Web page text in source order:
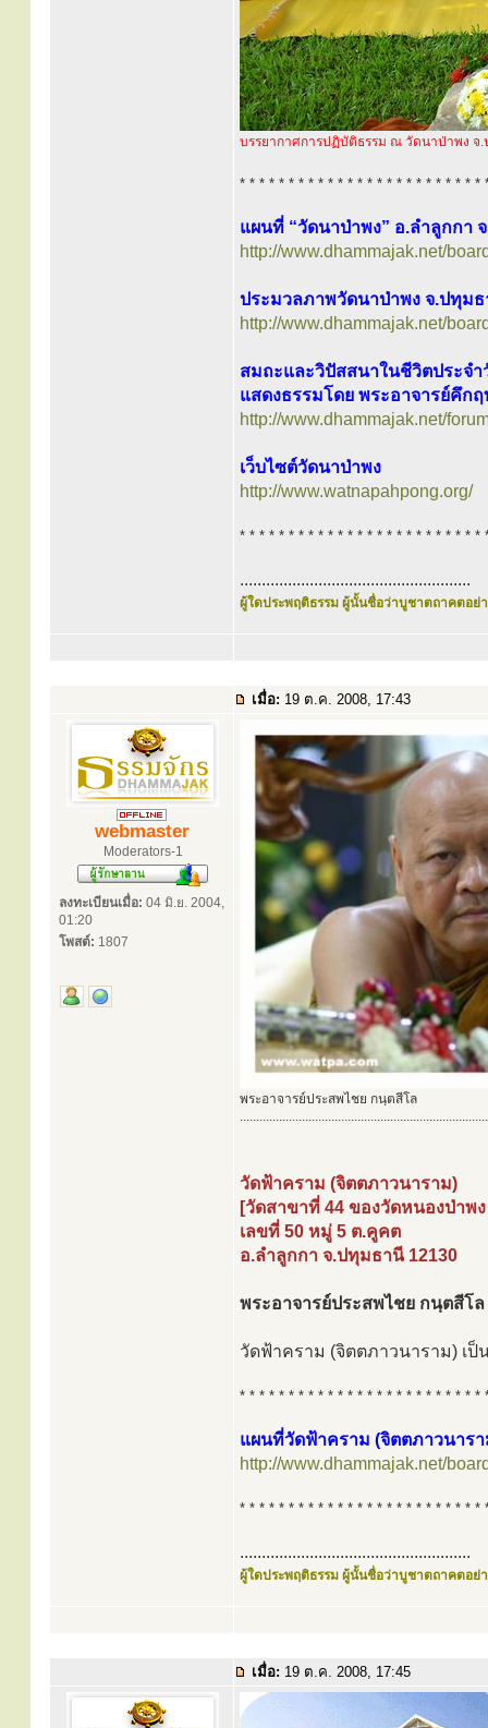
บรรยากาศการปฏิบัติธรรม ณ วัดนาป่าพง จ
* * * * * * * * * * * * * * * * * * * * * * * * *
แผนที่ “วัดนาป่าพง” อ.ลำลูกกา
http://www.dhammajak.net/
ประมวลภาพวัดนาป่าพง จ.ปทุม
http://www.dhammajak.net/
สมถะและวิปัสสนาในชีวิตประจำ
แสดงธรรมโดย พระอาจารย์คึก
http://www.dhammajak.net/
เว็บไซต์วัดนาป่าพง
http://www.watnapahpong.org/
* * * * * * * * * * * * * * * * * * * * * * * * *
.....................................................
ผู้ใดประพฤติธรรม ผู้นั้นชื่อว่าบูชาตถาคตอย่า
เมื่อ: 19 ต.ค. 2008, 17:43
webmaster
Moderators-1
ลงทะเบียนเมื่อ: 04 มิ.ย. 2004,
01:20
โพสต์: 1807
พระอาจารย์ประสพไชย กนฺตสีโล
............................................................................
วัดฟ้าคราม (จิตตภาวนาราม)
[วัดสาขาที่ 44 ของวัดหนองป่าพ
เลขที่ 50 หมู่ 5 ต.คูคต
อ.ลำลูกกา จ.ปทุมธานี 12130
พระอาจารย์ประสพไชย กนฺตสีโล
วัดฟ้าคราม (จิตตภาวนาราม) เ
* * * * * * * * * * * * * * * * * * * * * * * * *
แผนที่วัดฟ้าคราม (จิตตภาวนาร
http://www.dhammajak.net/
* * * * * * * * * * * * * * * * * * * * * * * * *
.....................................................
ผู้ใดประพฤติธรรม ผู้นั้นชื่อว่าบูชาตถาคตอย่า
เมื่อ: 19 ต.ค. 2008, 17:45